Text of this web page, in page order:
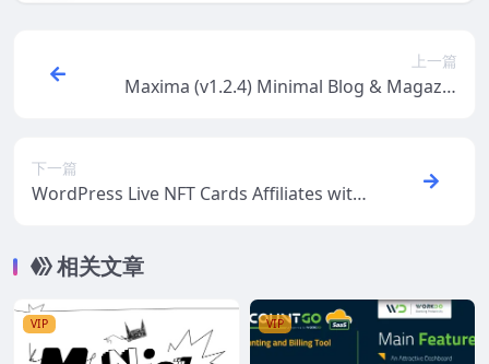
上一篇
Maxima (v1.2.4) Minimal Blog & Magazin
下一篇
WordPress Live NFT Cards Affiliates with
相关文章
VIP VIP